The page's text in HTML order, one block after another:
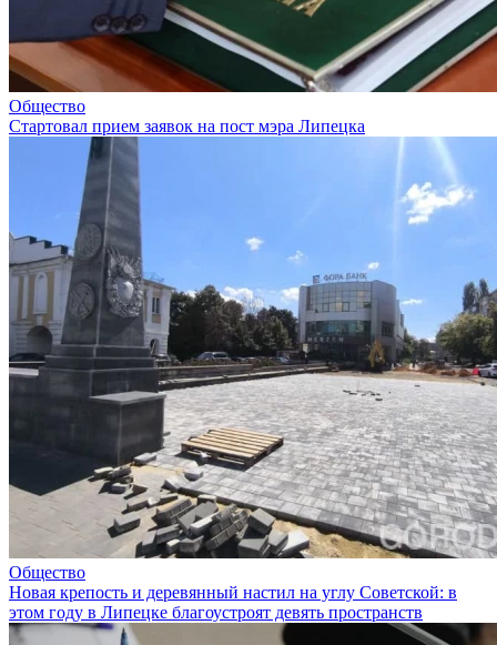
Общество
Стартовал прием заявок на пост мэра Липецка
Общество
Новая крепость и деревянный настил на углу Советской: в
этом году в Липецке благоустроят девять пространств